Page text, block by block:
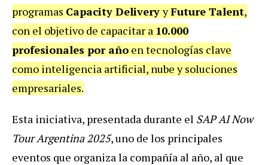
programas Capacity DeliveryyFuture Talent,
con el objetivo de capacitar a 10.000
profesionales por año en tecnologías clave
como inteligencia artificial, nube y soluciones
empresariales.
Esta iniciativa, presentada durante el SAP AI Now
Tour Argentina 2025, uno de los principales
eventos que organiza la compañía al año, al que